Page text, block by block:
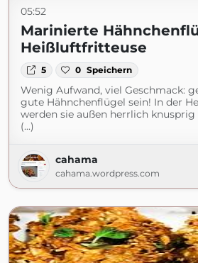
05:52
Marinierte
Heißluftfritteuse
5 0 Speichern
Wenig Aufwand, viel Geschmack:
gute Hähnchenflügel sein! In der
werden sie außen herrlich
(...)
cahama
cahama.wordpress.com